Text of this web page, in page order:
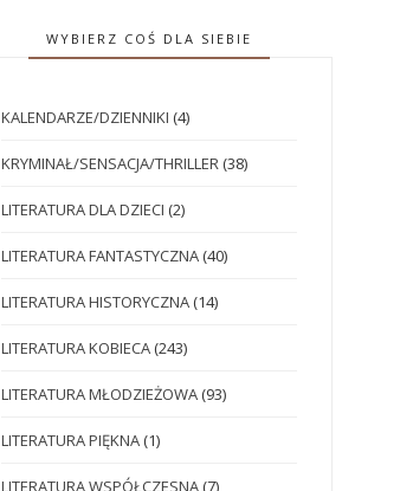
WYBIERZ COŚ DLA SIEBIE
KALENDARZE/DZIENNIKI (4)
KRYMINAŁ/SENSACJA/THRILLER (38)
LITERATURA DLA DZIECI (2)
LITERATURA FANTASTYCZNA (40)
LITERATURA HISTORYCZNA (14)
LITERATURA KOBIECA (243)
LITERATURA MŁODZIEŻOWA (93)
LITERATURA PIĘKNA (1)
LITERATURA WSPÓŁCZESNA (7)